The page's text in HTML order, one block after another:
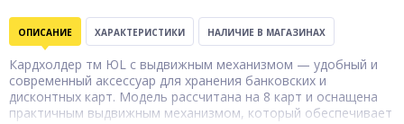
ОПИСАНИЕ ХАРАКТЕРИСТИКИ НАЛИЧИЕ В МАГАЗИНАХ
Кардхолдер тм ЮL с выдвижным механизмом — удобный и
современный аксессуар для хранения банковских и
дисконтных карт. Модель рассчитана на 8 карт и оснащена
практичным выдвижным механизмом, который обеспечивает